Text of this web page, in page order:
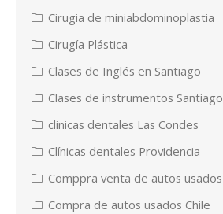
Cirugia de miniabdominoplastia
Cirugía Plástica
Clases de Inglés en Santiago
Clases de instrumentos Santiago
clinicas dentales Las Condes
Clínicas dentales Providencia
Comppra venta de autos usados
Compra de autos usados Chile